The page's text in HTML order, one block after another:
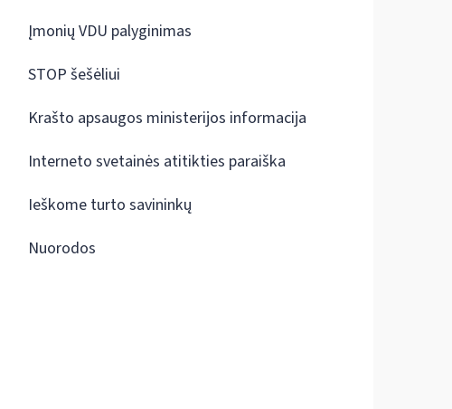
Įmonių VDU palyginimas
STOP šešėliui
Krašto apsaugos ministerijos informacija
Interneto svetainės atitikties paraiška
Ieškome turto savininkų
Nuorodos